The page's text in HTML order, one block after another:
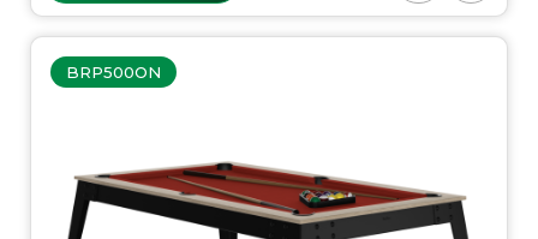
BRP500ON